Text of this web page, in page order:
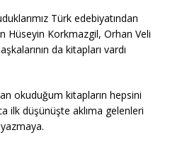
Türk edebiyatından
Hüseyin Korkmazgil, Orhan Veli
da kitapları vardı
okuduğum kitapların hepsini
ilk düşünüşte aklıma gelenleri